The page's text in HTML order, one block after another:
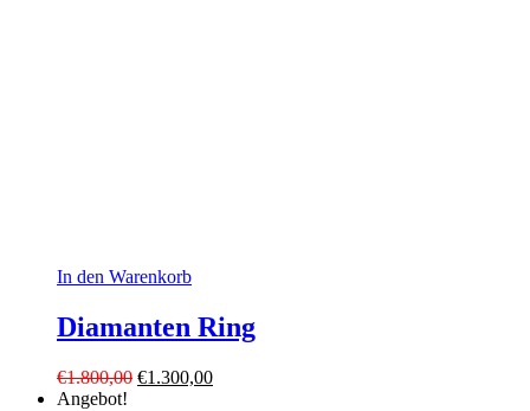
In den Warenkorb
Diamanten Ring
€1.800,00 Ursprünglicher
€1.300,00Aktueller
Angebot!